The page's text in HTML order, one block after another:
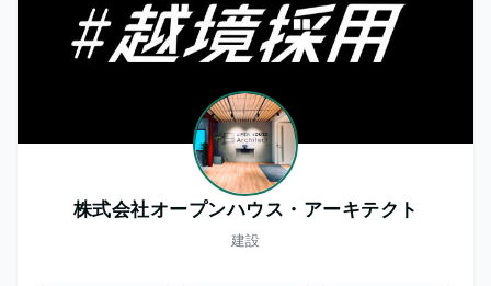
株式会社オープンハウス・アーキテクト
建設